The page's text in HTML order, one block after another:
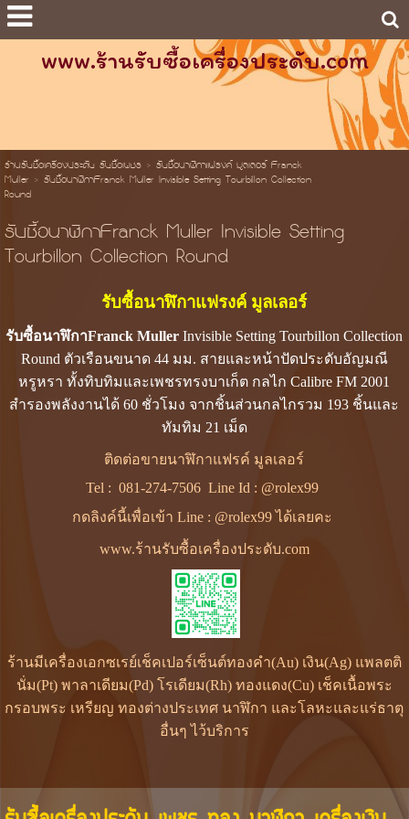
www.ร้านรับซื้อเครื่องประดับ.com
ร้านรับซื้อเครื่องประดับ รับซื้อเพชร> รับซื้อนาฬิกาแฟรงค์ มูลเลอร์ Franck
Muller> รับซื้อนาฬิกาFranck Muller Invisible Setting Tourbillon Collection
Round
รับซื้อนาฬิกาFranck Muller Invisible Setting
Tourbillon Collection Round
รับซื้อนาฬิกาแฟรงค์ มูลเลอร์
รับซื้อนาฬิกาFranck Muller Invisible Setting Tourbillon Collection
Round ตัวเรือนขนาด 44 มม. สายและหน้าปัดประดับอัญมณี
หรูหรา ทั้งทิบทิมและเพชรทรงบาเก็ต กลไก Calibre FM 2001
สำรองพลังงานได้ 60 ชั่วโมง จากชิ้นส่วนกลไกรวม 193 ชิ้นและ
ทัมทิม 21 เม็ด
ติดต่อขายนาฬิกาแฟรค์ มูลเลอร์
Tel :081-274-7506 Line Id : @rolex99
กดลิงค์นี้เพื่อเข้า Line : @rolex99 ได้เลยคะ
www.ร้านรับซื้อเครื่องประดับ.com
ร้านมีเครื่องเอกซเรย์เช็คเปอร์เซ็นต์ทองคำ(Au) เงิน(Ag) แพลตติ
นั่ม(Pt) พาลาเดียม(Pd) โรเดียม(Rh) ทองแดง(Cu) เช็คเนื้อพระ
กรอบพระ เหรียญ ทองต่างประเทศ นาฬิกา และโลหะและแร่ธาตุ
อื่นๆ ไว้บริการ